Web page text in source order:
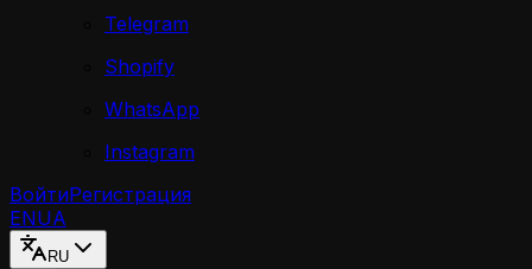
Telegram
Shopify
WhatsApp
Instagram
ВойтиРегистрация
ENUA
RU